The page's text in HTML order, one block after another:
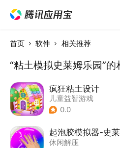
首页 软件 相关推荐
“粘土模拟史莱姆乐园”
疯狂粘土设计
儿童益智游戏
0.0
休闲解压